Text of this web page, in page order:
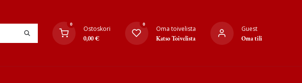
0
Ostoskori
0,00€
0
Oma toivelista
Katso Toivelista
Guest
Oma tili